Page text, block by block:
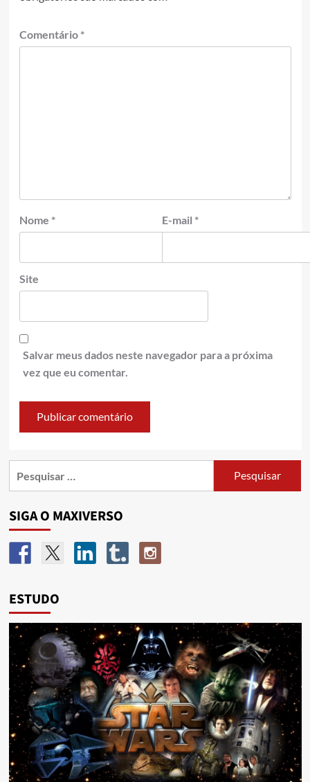
Comentário *
Nome * E-mail *
Site
Salvar meus dados neste navegador para a próxima
vez que eu comentar.
SIGA O MAXIVERSO
ESTUDO